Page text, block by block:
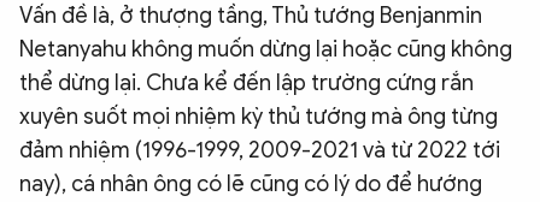
Vấn đề là, ở thượng tầng, Thủ tướng Benjanmin
Netanyahu không muốn dừng lại hoặc cũng không
thể dừng lại. Chưa kể đến lập trường cứng rắn
xuyên suốt mọi nhiệm kỳ thủ tướng mà ông từng
đảm nhiệm (1996-1999, 2009-2021 và từ 2022 tới
nay), cá nhân ông có lẽ cũng có lý do để hướng